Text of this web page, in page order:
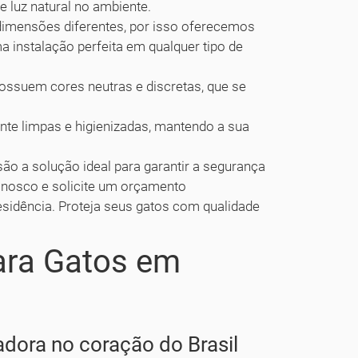
luz natural no ambiente.
diferentes, por isso oferecemos
instalação perfeita em qualquer tipo de
cores neutras e discretas, que se
limpas e higienizadas, mantendo a sua
a solução ideal para garantir a segurança
e solicite um orçamento
Proteja seus gatos com qualidade
Gatos em
no coração do Brasil